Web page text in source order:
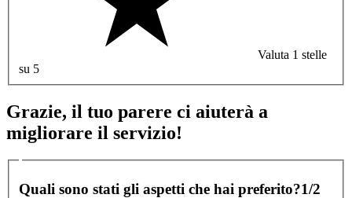
Valuta 1 stelle
su 5
Grazie, il tuo parere ci aiuterà a
migliorare il servizio!
Quali sono stati gli aspetti che hai preferito?1/2